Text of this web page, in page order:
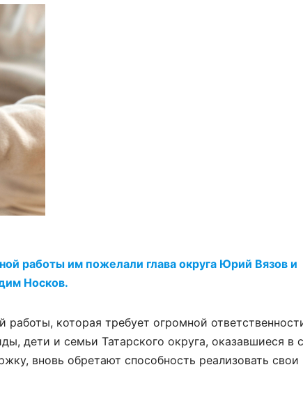
работы им пожелали глава округа Юрий Вязов и
Носков.
которая требует огромной
дети и семьи Татарского округа, оказавшиеся в
вновь обретают способность реализовать свои